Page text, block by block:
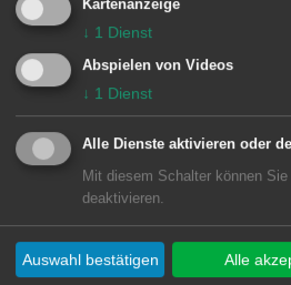
Termin: Freitag, 26.
der Stadtbibliothek im
Ulmschneider-Saal.
Filmdauer etwa 93
ab 8 Jahre. Eintritt frei.
Anmeldung ist nicht
Plätze sind jedoch
konsumieren von
Kartenanzeige
↓ 1 Dienst
Abspielen von Videos
↓ 1 Dienst
Alle Dienste aktivieren oder
Mit diesem Schalter können
deaktivieren.
Auswahl bestätigen Alle